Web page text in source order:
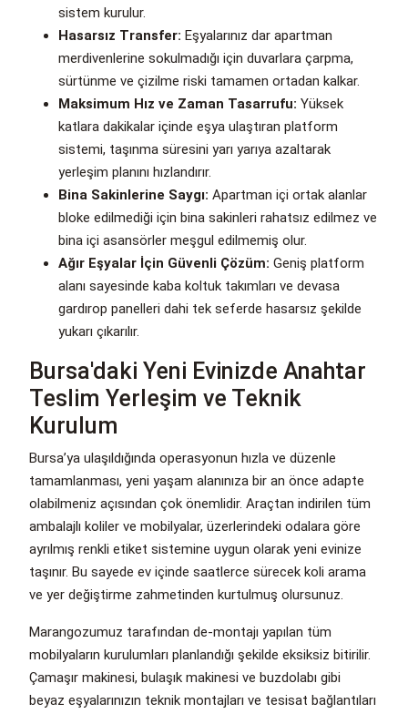
sistem kurulur.
Hasarsız Transfer: Eşyalarınız dar apartman
merdivenlerine sokulmadığı için duvarlara çarpma,
sürtünme ve çizilme riski tamamen ortadan kalkar.
Maksimum Hız ve Zaman Tasarrufu: Yüksek
katlara dakikalar içinde eşya ulaştıran platform
sistemi, taşınma süresini yarı yarıya azaltarak
yerleşim planını hızlandırır.
Bina Sakinlerine Saygı: Apartman içi ortak alanlar
bloke edilmediği için bina sakinleri rahatsız edilmez ve
bina içi asansörler meşgul edilmemiş olur.
Ağır Eşyalar İçin Güvenli Çözüm: Geniş platform
alanı sayesinde kaba koltuk takımları ve devasa
gardırop panelleri dahi tek seferde hasarsız şekilde
yukarı çıkarılır.
Bursa'daki Yeni Evinizde Anahtar
Teslim Yerleşim ve Teknik
Kurulum
Bursa’ya ulaşıldığında operasyonun hızla ve düzenle
tamamlanması, yeni yaşam alanınıza bir an önce adapte
olabilmeniz açısından çok önemlidir. Araçtan indirilen tüm
ambalajlı koliler ve mobilyalar, üzerlerindeki odalara göre
ayrılmış renkli etiket sistemine uygun olarak yeni evinize
taşınır. Bu sayede ev içinde saatlerce sürecek koli arama
ve yer değiştirme zahmetinden kurtulmuş olursunuz.
Marangozumuz tarafından de-montajı yapılan tüm
mobilyaların kurulumları planlandığı şekilde eksiksiz bitirilir.
Çamaşır makinesi, bulaşık makinesi ve buzdolabı gibi
beyaz eşyalarınızın teknik montajları ve tesisat bağlantıları